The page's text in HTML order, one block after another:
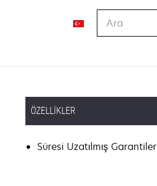
ÖZELLIKLER
Süresi Uzatılmış Garantiler